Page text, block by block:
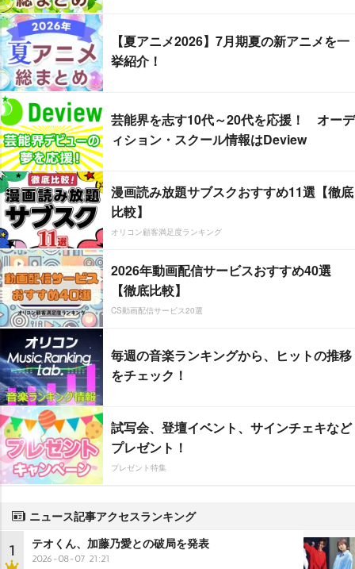
【夏アニメ2026】7月期夏の新アニメを一
挙紹介！
芸能界を志す10代～20代を応援！ オーデ
ィション・スクール情報はDeview
漫画読み放題サブスクおすすめ11選【徹底
比較】
オリコン顧客満足度ランキング
2026年動画配信サービスおすすめ40選
【徹底比較】
CS動画配信サービス20選
毎週の音楽ランキングから、ヒットの推移
をチェック！
試写会、登壇イベント、サインチェキなど
プレゼント！
プレゼント特集
ニュース記事アクセスランキング
1 テオくん、加藤乃愛との破局を発表
2026-08-07 21:21